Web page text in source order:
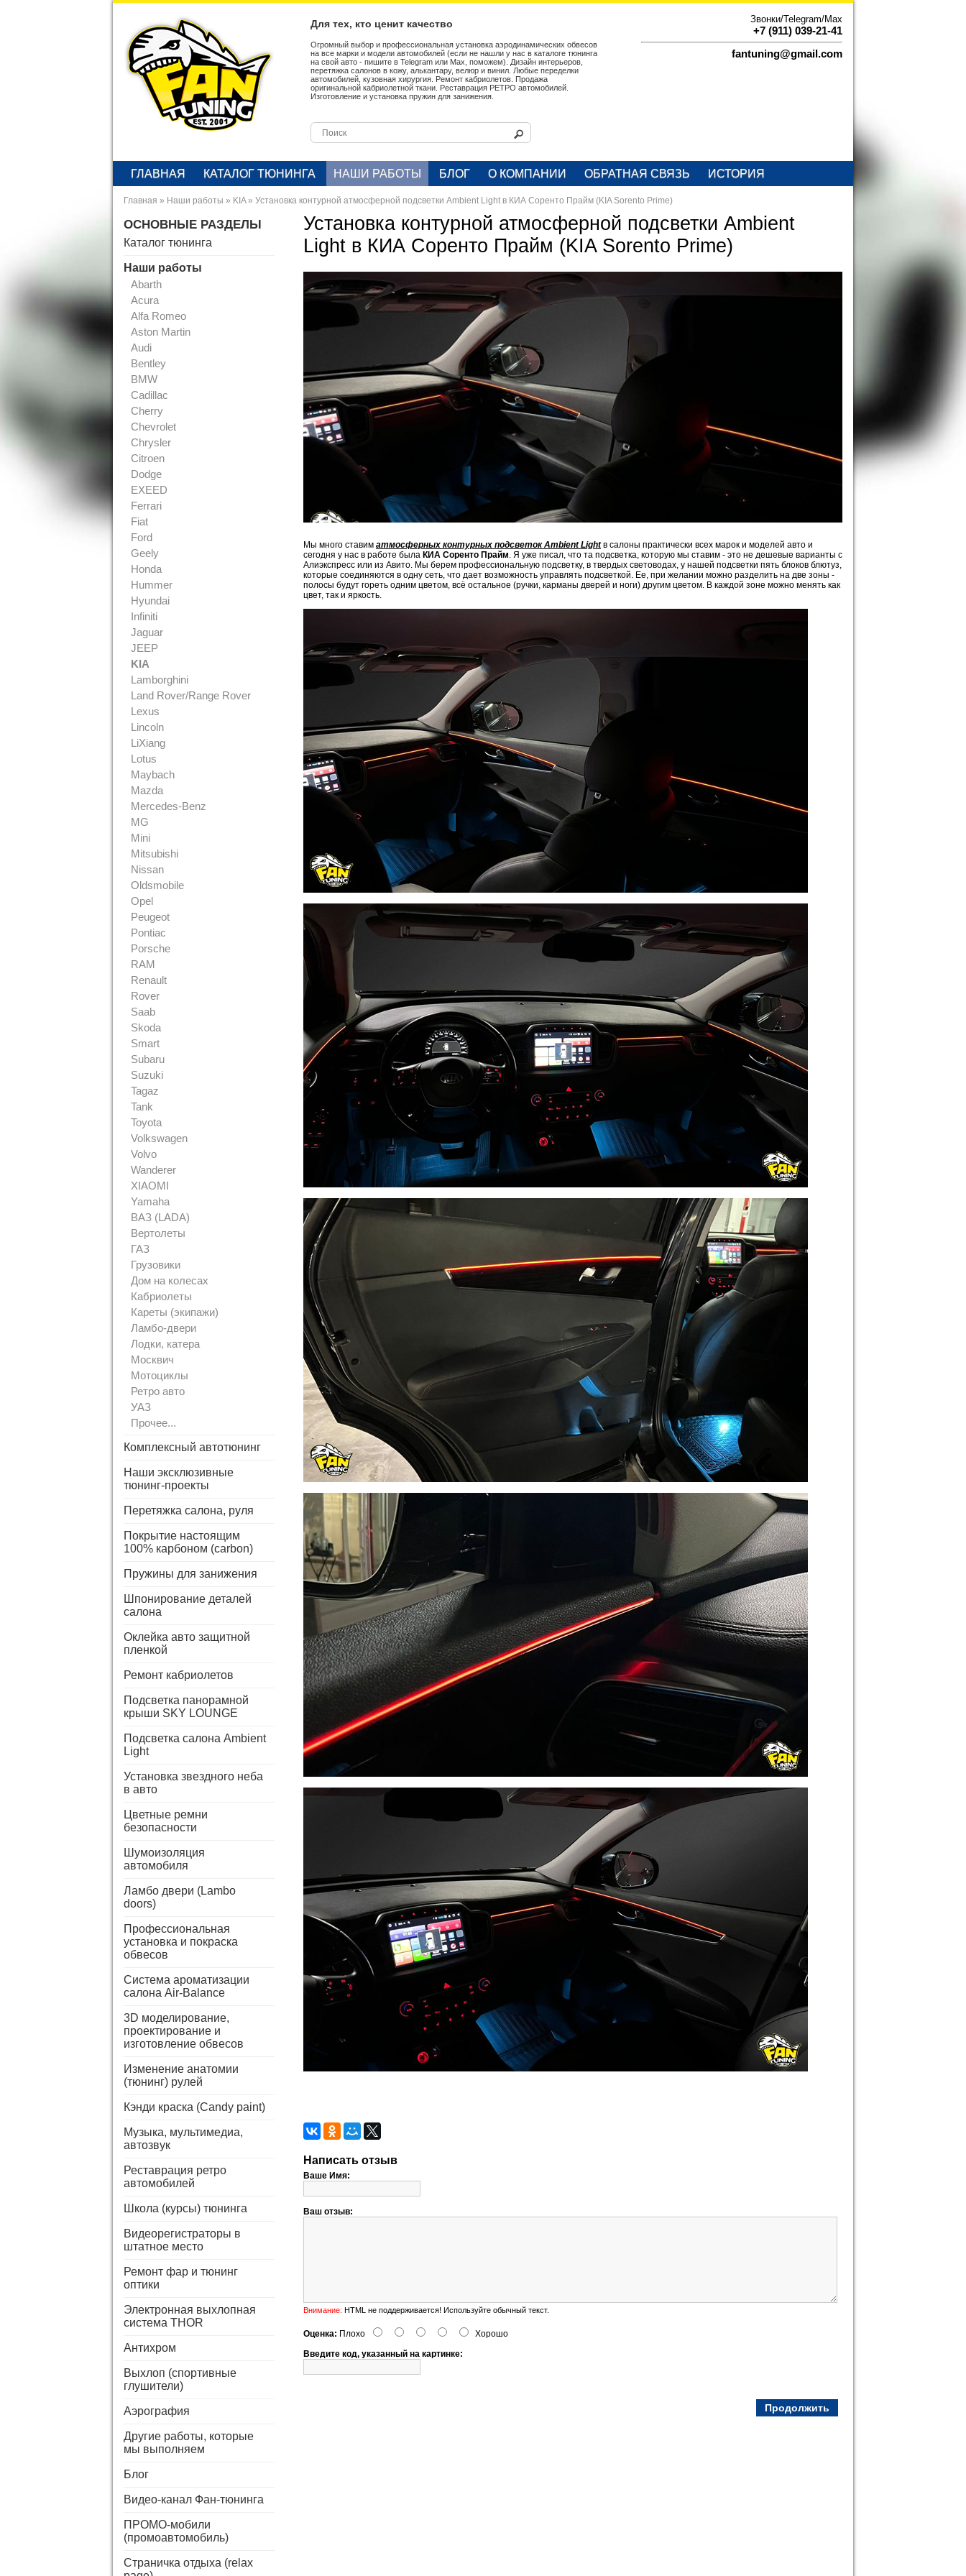
Для тех, кто ценит качество
Огромный выбор и профессиональная установка аэродинамических обвесов
на все марки и модели автомобилей (если не нашли у нас в каталоге тюнинга
на свой авто - пишите в Telegram или Max, поможем). Дизайн интерьеров,
перетяжка салонов в кожу, алькантару, велюр и винил. Любые переделки
автомобилей, кузовная хирургия. Ремонт кабриолетов. Продажа
оригинальной кабриолетной ткани. Реставрация РЕТРО автомобилей.
Изготовление и установка пружин для занижения.
Звонки/Telegram/Max
+7 (911) 039-21-41
fantuning@gmail.com
ГЛАВНАЯ КАТАЛОГ ТЮНИНГА НАШИ РАБОТЫ БЛОГ О КОМПАНИИ ОБРАТНАЯ СВЯЗЬ ИСТОРИЯ
Главная » Наши работы » KIA» Установка контурной атмосферной подсветки Ambient Light в КИА Соренто Прайм (KIA Sorento Prime)
ОСНОВНЫЕ РАЗДЕЛЫ
Каталог тюнинга
Наши работы
Abarth
Acura
Alfa Romeo
Aston Martin
Audi
Bentley
BMW
Cadillac
Cherry
Chevrolet
Chrysler
Citroen
Dodge
EXEED
Ferrari
Fiat
Ford
Geely
Honda
Hummer
Hyundai
Infiniti
Jaguar
JEEP
KIA
Lamborghini
Land Rover/Range Rover
Lexus
Lincoln
LiXiang
Lotus
Maybach
Mazda
Mercedes-Benz
MG
Mini
Mitsubishi
Nissan
Oldsmobile
Opel
Peugeot
Pontiac
Porsche
RAM
Renault
Rover
Saab
Skoda
Smart
Subaru
Suzuki
Tagaz
Tank
Toyota
Volkswagen
Volvo
Wanderer
XIAOMI
Yamaha
ВАЗ (LADA)
Вертолеты
ГАЗ
Грузовики
Дом на колесах
Кабриолеты
Кареты (экипажи)
Ламбо-двери
Лодки, катера
Москвич
Мотоциклы
Ретро авто
УАЗ
Прочее...
Комплексный автотюнинг
Наши эксклюзивные
тюнинг-проекты
Перетяжка салона, руля
Покрытие настоящим
100% карбоном (carbon)
Пружины для занижения
Шпонирование деталей
салона
Оклейка авто защитной
пленкой
Ремонт кабриолетов
Подсветка панорамной
крыши SKY LOUNGE
Подсветка салона Ambient
Light
Установка звездного неба
в авто
Цветные ремни
безопасности
Шумоизоляция
автомобиля
Ламбо двери (Lambo
doors)
Профессиональная
установка и покраска
обвесов
Система ароматизации
салона Air-Balance
3D моделирование,
проектирование и
изготовление обвесов
Изменение анатомии
(тюнинг) рулей
Кэнди краска (Candy paint)
Музыка, мультимедиа,
автозвук
Реставрация ретро
автомобилей
Школа (курсы) тюнинга
Видеорегистраторы в
штатное место
Ремонт фар и тюнинг
оптики
Электронная выхлопная
система THOR
Антихром
Выхлоп (спортивные
глушители)
Аэрография
Другие работы, которые
мы выполняем
Блог
Видео-канал Фан-тюнинга
ПРОМО-мобили
(промоавтомобиль)
Страничка отдыха (relax
Установка контурной атмосферной подсветки Ambient
Light в КИА Соренто Прайм (KIA Sorento Prime)
Мы много ставим атмосферных контурных подсветок Ambient Lightв салоны практически всех марок и моделей авто и
сегодня у нас в работе была КИА Соренто Прайм. Я уже писал, что та подсветка, которую мы ставим - это не дешевые варианты с
Алиэкспресс или из Авито. Мы берем профессиональную подсветку, в твердых световодах, у нашей подсветки пять блоков блютуз,
которые соединяются в одну сеть, что дает возможность управлять подсветкой. Ее, при желании можно разделить на две зоны -
полосы будут гореть одним цветом, всё остальное (ручки, карманы дверей и ноги) другим цветом. В каждой зоне можно менять как
цвет, так и яркость.
Написать отзыв
Ваше Имя:
Ваш отзыв:
Внимание: HTML не поддерживается! Используйте обычный текст.
Оценка: Плохо
Хорошо
Введите код, указанный на картинке:
Продолжить